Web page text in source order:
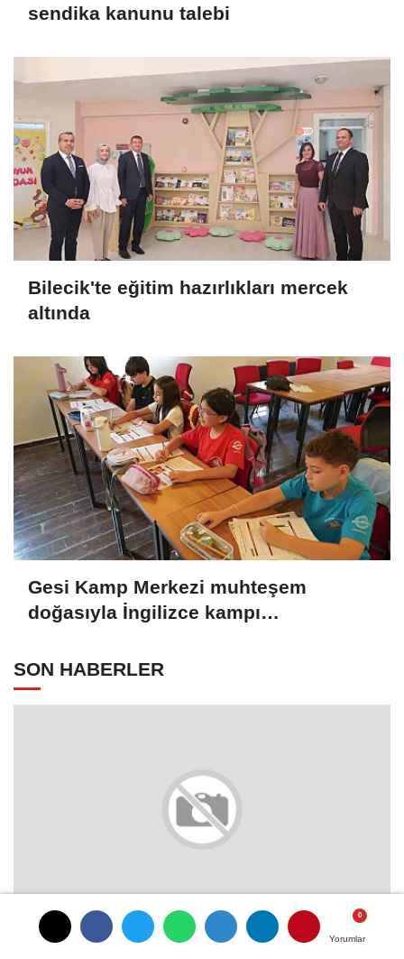
Yorumlar
Yorumlar
sendika kanunu talebi
Bilecik'te eğitim hazırlıkları mercek
altında
Gesi Kamp Merkezi muhteşem
doğasıyla İngilizce kampı
SON HABERLER
Bursa Eşya Taşıma ve Depolama